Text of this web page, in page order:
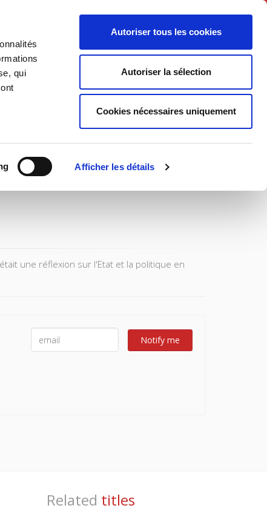
qui
Afficher les détails
Autoriser tous les cookies
Autoriser la sélection
Cookies nécessaires uniquement
English
c'était une réflexion sur l'Etat et la politique en
Notify me
Related titles